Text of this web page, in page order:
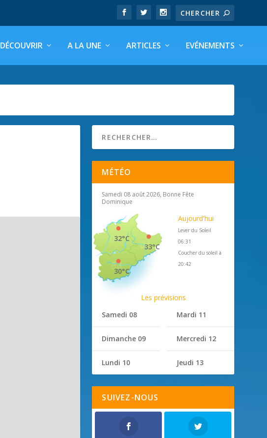
DÉCOUVRIR A LA UNE ARTICLES EVÉNEMENTS
MÉTÉO
Samedi 08 août 2026, Bonne Fête
Dominique
33°C
32°C
30°C
Aujourd'hui
Lever du Soleil
06:31
Coucher du soleil à
20:42
Les prévisions
Samedi 08
Dimanche 09
Lundi 10
Mardi 11
Mercredi 12
Jeudi 13
SUIVEZ-NOUS